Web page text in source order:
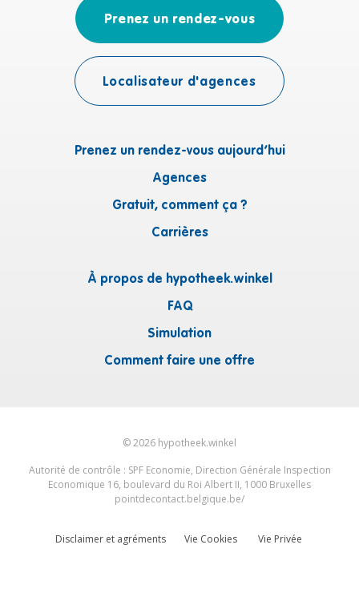
Prenez un rendez-vous aujourd’hui
Agences
Gratuit, comment ça ?
Carrières
À propos de hypotheek.winkel
FAQ
Simulation
Comment faire une offre
Prenez un rendez-vous
Localisateur d'agences
©2026 hypotheek.winkel
Autorité de contrôle : SPF Economie, Direction Générale Inspection
Economique 16, boulevard du Roi Albert II, 1000 Bruxelles
pointdecontact.belgique.be/
Disclaimer et agréments Vie Cookies Vie Privée